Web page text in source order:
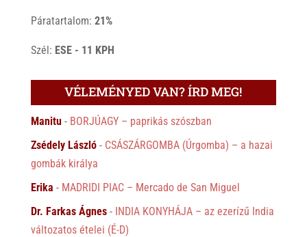
Páratartalom: 21%
Szél: ESE - 11 KPH
VÉLEMÉNYED VAN? ÍRD MEG!
Manitu- BORJÚAGY – paprikás szószban
Zsédely László- CSÁSZÁRGOMBA (Úrgomba) – a hazai
gombák királya
Erika - MADRIDI PIAC – Mercado de San Miguel
Dr. Farkas Ágnes- INDIA KONYHÁJA – az ezerízű India
változatos ételei (É-D)